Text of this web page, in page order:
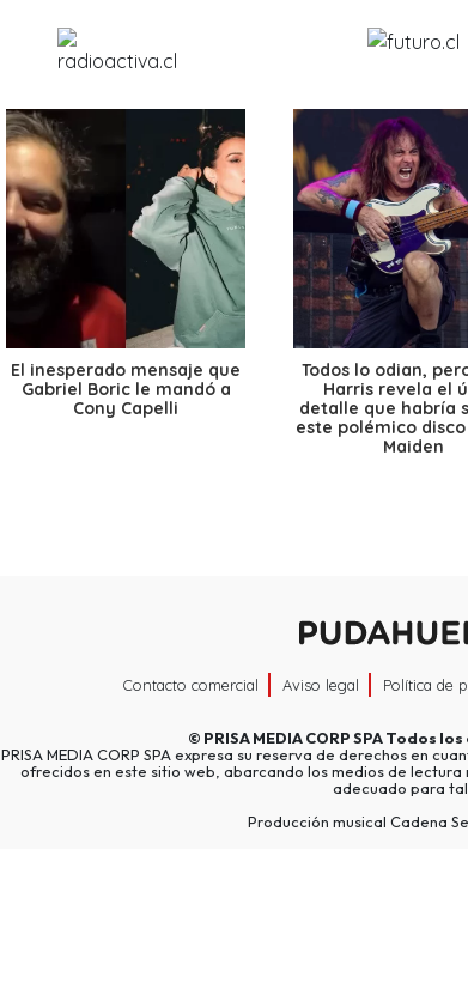
El inesperado mensaje que
Gabriel Boric le mandó a
Cony Capelli
Todos lo odian,
Harris revela el
detalle que habría
este polémico
Maiden
Contacto comercial Aviso legal Política de
© PRISA MEDIA CORP SPATodos los
PRISA MEDIA CORP SPA expresa su reserva de derechos en
ofrecidos en este sitio web, abarcando los medios de
adecuado para tal
Producción musical Cadena